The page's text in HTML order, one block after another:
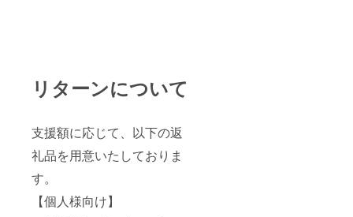
リターンについて
支援額に応じて、以下の返
礼品を用意いたしておりま
す。
【個人様向け】